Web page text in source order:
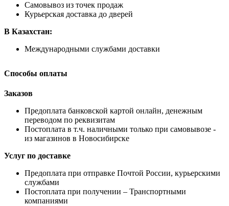
Самовывоз из точек продаж
Курьерская доставка до дверей
В Казахстан:
Международными службами доставки
Способы оплаты
Заказов
Предоплата банковской картой онлайн, денежным
переводом по реквизитам
Постоплата в т.ч. наличными только при самовывозе -
из магазинов в Новосибирске
Услуг по доставке
Предоплата при отправке Почтой России, курьерскими
службами
Постоплата при получении – Транспортными
компаниями